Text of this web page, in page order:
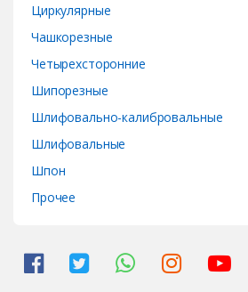
Циркулярные
Чашкорезные
Четырехсторонние
Шипорезные
Шлифовально-калибровальные
Шлифовальные
Шпон
Прочее